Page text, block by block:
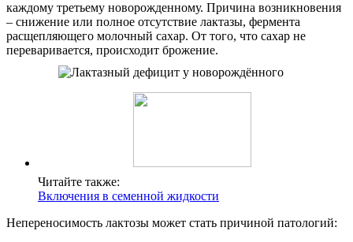
каждому третьему новорожденному. Причина возникновения
– снижение или полное отсутствие лактазы, фермента
расщепляющего молочный сахар. От того, что сахар не
переваривается, происходит брожение.
Читайте также:
Включения в семенной жидкости
Непереносимость лактозы может стать причиной патологий: